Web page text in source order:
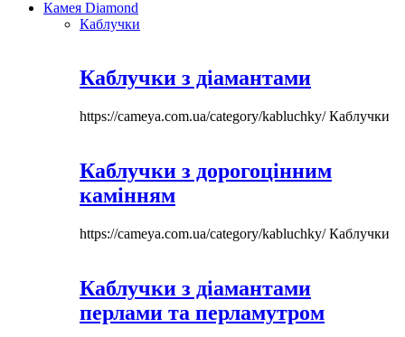
Камея Diamond
Каблучки
Каблучки з діамантами
https://cameya.com.ua/category/kabluchky/Каблучки
Каблучки з дорогоцінним
камінням
https://cameya.com.ua/category/kabluchky/Каблучки
Каблучки з діамантами
перлами та перламутром